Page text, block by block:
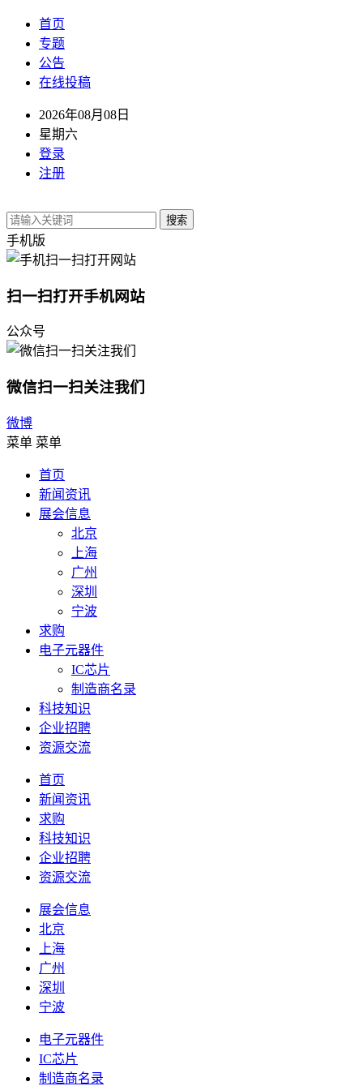
首页
专题
公告
在线投稿
2026年08月08日
星期六
登录
注册
搜索
手机版
扫一扫打开手机网站
公众号
微信扫一扫关注我们
微博
菜单 菜单
首页
新闻资讯
展会信息
北京
上海
广州
深圳
宁波
求购
电子元器件
IC芯片
制造商名录
科技知识
企业招聘
资源交流
首页
新闻资讯
求购
科技知识
企业招聘
资源交流
展会信息
北京
上海
广州
深圳
宁波
电子元器件
IC芯片
制造商名录